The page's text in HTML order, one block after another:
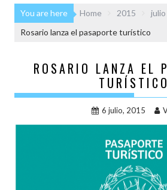
You are here Home 2015
julio
Rosario lanza el pasaporte turístico
ROSARIO LANZA EL
TURÍSTICO
6 julio, 2015